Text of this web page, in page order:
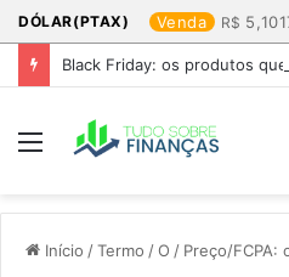
DÓLAR(PTAX) Venda
Black Friday: os produtos que
Menu
Início /Termo /O / Preço/FCPA: